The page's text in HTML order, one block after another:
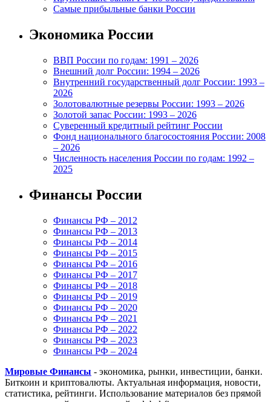
Самые прибыльные банки России
Экономика России
ВВП России по годам: 1991 – 2026
Внешний долг России: 1994 – 2026
Внутренний государственный долг России: 1993 –
2026
Золотовалютные резервы России: 1993 – 2026
Золотой запас России: 1993 – 2026
Суверенный кредитный рейтинг России
Фонд национального благосостояния России: 2008
– 2026
Численность населения России по годам: 1992 –
2025
Финансы России
Финансы РФ – 2012
Финансы РФ – 2013
Финансы РФ – 2014
Финансы РФ – 2015
Финансы РФ – 2016
Финансы РФ – 2017
Финансы РФ – 2018
Финансы РФ – 2019
Финансы РФ – 2020
Финансы РФ – 2021
Финансы РФ – 2022
Финансы РФ – 2023
Финансы РФ – 2024
Мировые Финансы - экономика, рынки, инвестиции, банки.
Биткоин и криптовалюты. Актуальная информация, новости,
статистика, рейтинги. Использование материалов без прямой